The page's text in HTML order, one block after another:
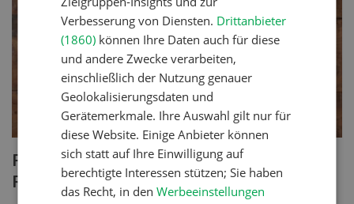
Poulet mit Spinat-Dörrtomaten-
Rahmsauce
Verbesserung von Diensten. Drittanbieter
(1860) können Ihre Daten auch für diese
und andere Zwecke verarbeiten,
einschließlich der Nutzung genauer
Geolokalisierungsdaten und
Gerätemerkmale. Ihre Auswahl gilt nur für
diese Website. Einige Anbieter können
sich statt auf Ihre Einwilligung auf
berechtigte Interessen stützen; Sie haben
das Recht, in denWerbeeinstellungen